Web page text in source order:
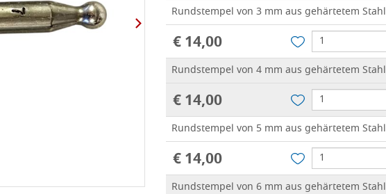
Rundstempel von 3 mm aus gehärtetem Stahl
€ 14,00
Rundstempel von 4 mm aus gehärtetem Stahl
€ 14,00
Rundstempel von 5 mm aus gehärtetem Stahl
€ 14,00
Rundstempel von 6 mm aus gehärtetem Stahl